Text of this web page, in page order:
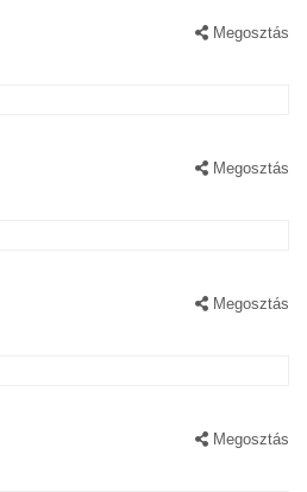
Megosztás
Megosztás
Megosztás
Megosztás